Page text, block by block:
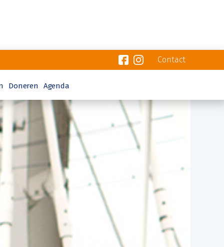
Contact
Doneren Agenda